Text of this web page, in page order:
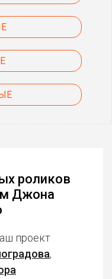
роликов
Джона
проект
,